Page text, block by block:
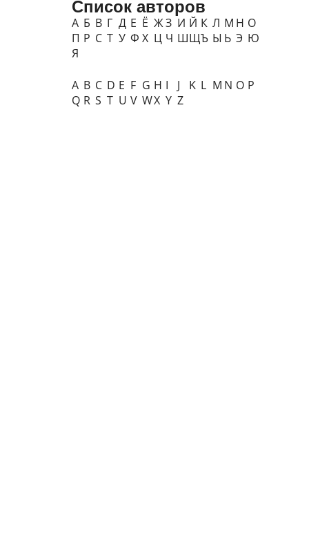
Список авторов
А Б В Г Д Е Ё ЖЗ И Й К Л М Н О
П Р С Т У Ф Х Ц Ч ШЩЪ Ы Ь Э Ю
Я
A B C D E F G H I J K L M N O P
Q R S T U V WX Y Z